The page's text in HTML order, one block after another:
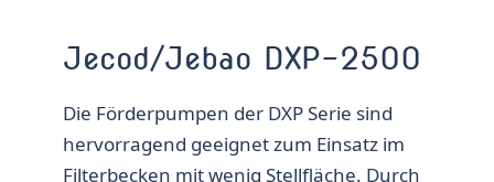
Jecod/Jebao DXP-2500
Die Förderpumpen der DXP Serie sind
hervorragend geeignet zum Einsatz im
Filterbecken mit wenig Stellfläche. Durch